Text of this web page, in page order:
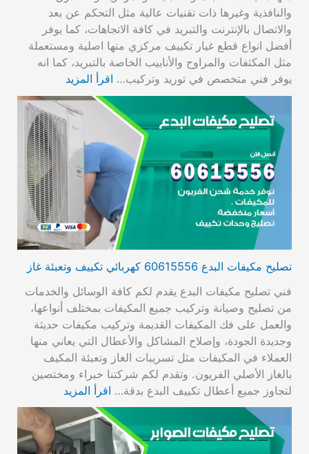
والنافذية وغيرها ذات تقنيات عالية مثل التحكم عن بعد
والاتصال بالإنترنت والتبريد في كافة الاتجاهات، كما يوفر
أفضل انواع قطع غيار تكييف مركزي منها اصلية ومستعملة
مثل المكثفات والمراوح والأنابيب الخاصة بالتبريد، كما انه
يوفر فني متخصص في توريد وتركيب… اقرأ المزيد
تصليح مكيفات البدع 60615556 كهربائي تكييف وتعبئة غاز
فني تصليح مكيفات البدع يقدم لكم كافة الوسائل والخدمات
من تصليح وصيانة وتركيب جميع المكيفات بمختلف أنواعها،
والعمل على فك المكيفات القديمة وتركيب مكيفات حديثة
وجديدة الجودة، وإصلاح المشاكل والأعطال التي يعاني منها
العملاء في المكيفات مثل تسريبات الغاز وتعبئة المكيف
بالغاز الأصلي الفريون. وتقدم لكم شركتنا خبراء ومختصين
لتجاوز جميع أعطال تكييف البدع بدقة… اقرأ المزيد